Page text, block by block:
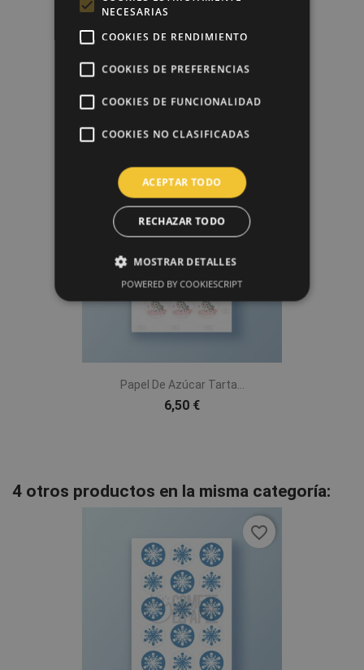
Diseño + Impresión Papel De...
Papel De Azúcar Tarta...
6,50 €
4 otros productos en la misma categoría:
favorite_border
NECESARIAS
COOKIES DE RENDIMIENTO
COOKIES DE PREFERENCIAS
COOKIES DE FUNCIONALIDAD
COOKIES NO CLASIFICADAS
ACEPTAR TODO
RECHAZAR TODO
MOSTRAR DETALLES
POWERED BY COOKIESCRIPT